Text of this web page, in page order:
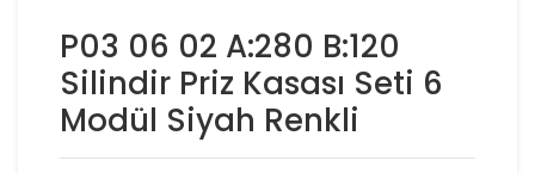
P03 06 02 A:280 B:120
Silindir Priz Kasası Seti 6
Modül Siyah Renkli